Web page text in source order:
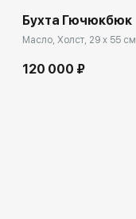
Бухта Гючюкбюк
Масло, Холст, 29 x 55 см
120 000 ₽